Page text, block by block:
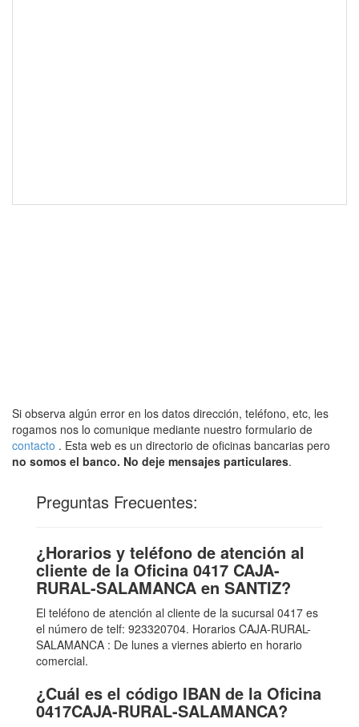
Si observa algún error en los datos dirección, teléfono, etc, les
rogamos nos lo comunique mediante nuestro formulario de
contacto . Esta web es un directorio de oficinas bancarias pero
no somos el banco. No deje mensajes particulares.
Preguntas Frecuentes:
¿Horarios y teléfono de atención al
cliente de la Oficina 0417 CAJA-
RURAL-SALAMANCA en SANTIZ?
El teléfono de atención al cliente de la sucursal 0417 es
el número de telf: 923320704. Horarios CAJA-RURAL-
SALAMANCA : De lunes a viernes abierto en horario
comercial.
¿Cuál es el código IBAN de la Oficina
0417CAJA-RURAL-SALAMANCA?